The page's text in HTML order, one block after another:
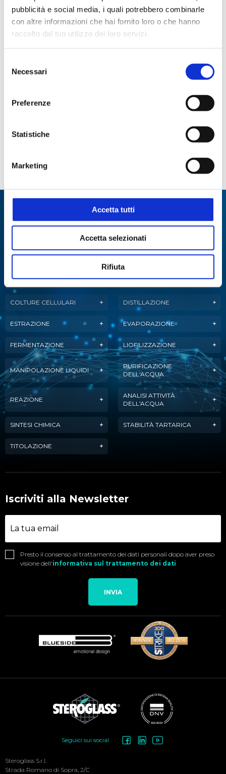
pubblicità e social media, i quali potrebbero combinarle
con altre informazioni che hai fornito loro o che hanno
raccolto dal tuo utilizzo dei loro servizi.
delNecessari
Preferenze
Statistiche
Marketing
Accetta tutti
Accetta selezionati
Rifiuta
Manipolazione liquidi Trasferimento liquidi
Codici prodotto
CODICE
DIAMETRO
AGHA017433
AGHA017435
Specialisti in:
Abbiamo sviluppato soluzioni, tecnologie e
strumenti per diverse applicazioni.
ANALISI ENZIMATICA
MULTIPARAMETRICA
COLTURE CELLULARI DISTILLAZIONE
ESTRAZIONE EVAPORAZIONE
FERMENTAZIONE LIOFILIZZAZIONE
MANIPOLAZIONE LIQUIDI
PURIFICAZIONE
DELL'ACQUA
REAZIONE
ANALISI ATTIVITÀ
DELL'ACQUA
SINTESI CHIMICA STABILITÀ TARTARICA
TITOLAZIONE
Iscriviti alla Newsletter
Presto il consenso al trattamento dei dati personali dopo aver preso
visione dell'informativa sul trattamento dei dati
INVIA
Menu
Seguici sui social
Steroglass S.r.l.
Strada Romano di Sopra, 2/C